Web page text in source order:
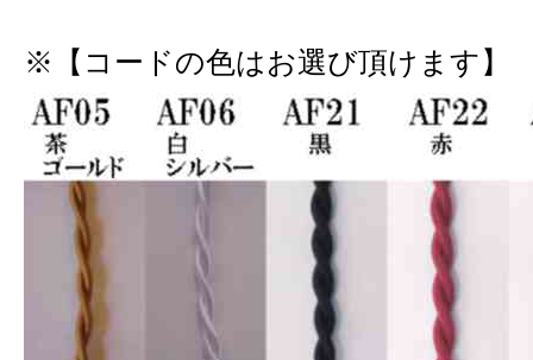
※【コードの色はお選び頂けます】